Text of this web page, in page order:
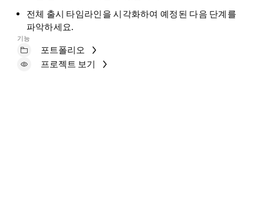
전체 출시 타임라인을 시각화하여 예정된 다음 단계를
파악하세요.
기능
포트폴리오
프로젝트 보기